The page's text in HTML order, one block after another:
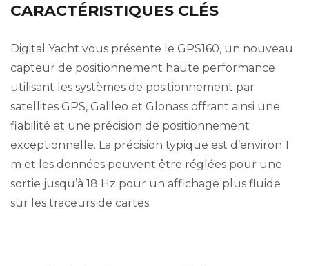
CARACTÉRISTIQUES CLÉS
Digital Yacht vous présente le GPS160, un nouveau
capteur de positionnement haute performance
utilisant les systèmes de positionnement par
satellites GPS, Galileo et Glonass offrant ainsi une
fiabilité et une précision de positionnement
exceptionnelle. La précision typique est d’environ 1
m et les données peuvent être réglées pour une
sortie jusqu’à 18 Hz pour un affichage plus fluide
sur les traceurs de cartes.